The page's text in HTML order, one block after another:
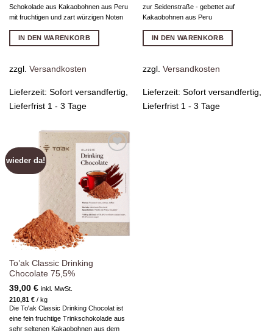
Schokolade aus Kakaobohnen aus Peru
mit fruchtigen und zart würzigen Noten
IN DEN WARENKORB
zzgl. Versandkosten
Lieferzeit: Sofort versandfertig,
Lieferfrist 1 - 3 Tage
zur Seidenstraße - gebettet auf
Kakaobohnen aus Peru
IN DEN WARENKORB
zzgl. Versandkosten
Lieferzeit: Sofort versandfertig,
Lieferfrist 1 - 3 Tage
wieder da!
Zur
Wunschliste
hinzufügen
To’ak Classic Drinking
Chocolate 75,5%
39,00 € inkl. MwSt.
210,81 €/ kg
Die To'ak Classic Drinking Chocolat ist
eine fein fruchtige Trinkschokolade aus
sehr seltenen Kakaobohnen aus dem